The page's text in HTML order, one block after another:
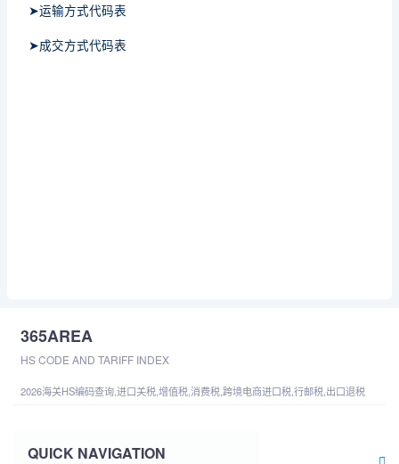
➤运输方式代码表
➤成交方式代码表
365AREA
HS CODE AND TARIFF INDEX
2026海关HS编码查询,进口关税,增值税,消费税,跨境电商进口税,行邮税,出口退税
QUICK NAVIGATION